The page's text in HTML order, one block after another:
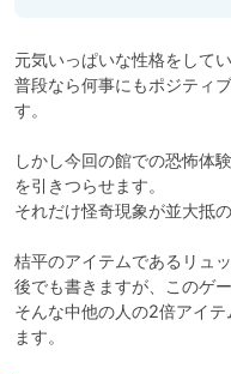
元気いっぱいな性格をしてい
普段なら何事にもポジティ
す。
しかし今回の館での恐怖体
を引きつらせます。
それだけ怪奇現象が並大抵
桔平のアイテムであるリュ
後でも書きますが、このゲ
そんな中他の人の2倍アイ
ます。